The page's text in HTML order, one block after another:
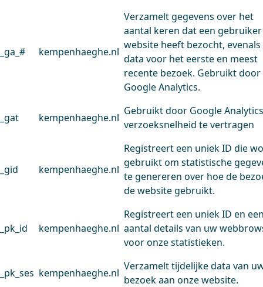
_ga_# kempenhaeghe.nl
Verzamelt gegevens over het
aantal keren dat een
website heeft bezocht, evenals
data voor het eerste en meest
recente bezoek. Gebruikt door
Google Analytics.
_gat kempenhaeghe.nl
Gebruikt door Google
verzoeksnelheid te vertragen
_gid kempenhaeghe.nl
Registreert een uniek ID die
gebruikt om statistische
te genereren over hoe de
de website gebruikt.
_pk_id kempenhaeghe.nl
Registreert een uniek ID en
aantal details van uw
voor onze statistieken.
_pk_ses kempenhaeghe.nl
Verzamelt tijdelijke data van
bezoek aan onze website.